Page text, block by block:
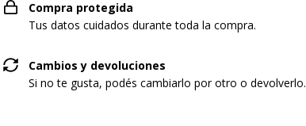
Compra protegida
Tus datos cuidados durante toda la compra.
Cambios y devoluciones
Si no te gusta, podés cambiarlo por otro o devolverlo.